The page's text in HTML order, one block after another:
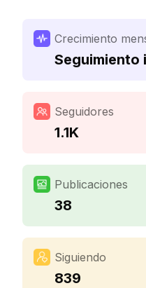
Crecimiento
Seguimiento
Seguidores
1.1K
Publicaciones
38
Siguiendo
839